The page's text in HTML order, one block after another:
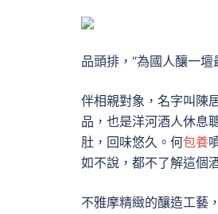
品頭排，“為國人釀一壇
伴相親對象，名字叫陳
品，也是洋河酒人休息
肚，回味悠久。何包養
如不說，都不了解這個
不雅摩精緻的釀造工藝